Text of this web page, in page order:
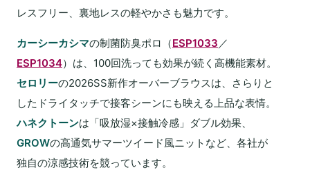
レスフリー、裏地レスの軽やかさも魅力です。
カーシーカシマの制菌防臭ポロ（ESP1033／
ESP1034）は、100回洗っても効果が続く高機能素材。
セロリーの2026SS新作オーバーブラウスは、さらりと
したドライタッチで接客シーンにも映える上品な表情。
ハネクトーンは「吸放湿×接触冷感」ダブル効果、
GROWの高通気サマーツイード風ニットなど、各社が
独自の涼感技術を競っています。